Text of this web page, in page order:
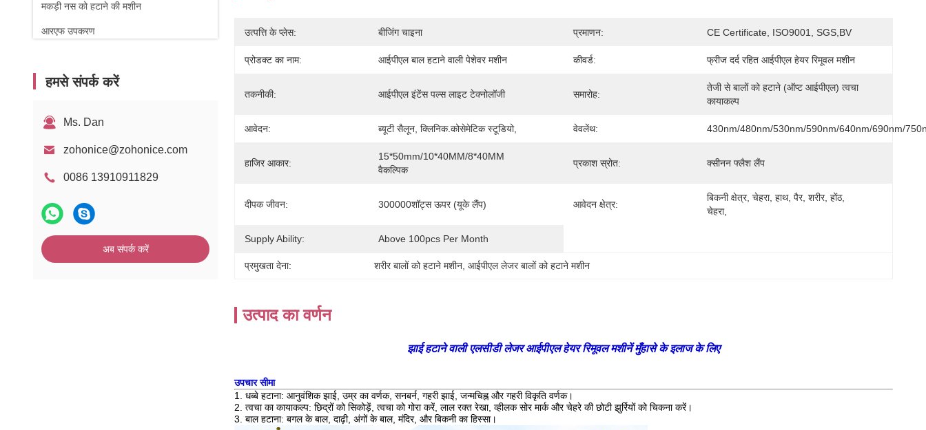
मकड़ी नस को हटाने की मशीन
आरएफ उपकरण
1470nm डायोड लेजर
हमसे संपर्क करें
Ms. Dan
zohonice@zohonice.com
0086 13910911829
अब संपर्क करें
उत्पत्ति के प्लेस: बीजिंग चाइना प्रमाणन: CE Certificate, ISO9001, SGS,BV
प्रोडक्ट का नाम: आईपीएल बाल हटाने वाली पेशेवर मशीन कीवर्ड: फ्रीज दर्द रहित आईपीएल हेयर रिमूवल मशीन
तकनीकी: आईपीएल इंटेंस पल्स लाइट टेक्नोलॉजी समारोह:
तेजी से बालों को हटाने (ऑप्ट आईपीएल) त्वचा
कायाकल्प
आवेदन: ब्यूटी सैलून, क्लिनिक.कोसेमेटिक स्टूडियो, वेवलेंथ: 430nm/480nm/530nm/590nm/640nm/690nm/
हाजिर आकार:
15*50mm/10*40MM/8*40MM
वैकल्पिक
प्रकाश स्रोत: क्सीनन फ्लैश लैंप
दीपक जीवन: 300000शॉट्स ऊपर (यूके लैंप) आवेदन क्षेत्र:
बिकनी क्षेत्र, चेहरा, हाथ, पैर, शरीर, होंठ,
चेहरा,
Supply Ability: Above 100pcs Per Month
प्रमुखता देना: शरीर बालों को हटाने मशीन , आईपीएल लेजर बालों को हटाने मशीन
उत्पाद का वर्णन
झाई हटाने वाली एलसीडी लेजर आईपीएल हेयर रिमूवल मशीनें मुँहासे के इलाज के लिए
उपचार सीमा
1. धब्बे हटाना: आनुवंशिक झाई, उम्र का वर्णक, सनबर्न, गहरी झाई, जन्मचिह्न और गहरी विकृति वर्णक।
2. त्वचा का कायाकल्प: छिद्रों को सिकोड़ें, त्वचा को गोरा करें, लाल रक्त रेखा, व्हीलक सोर मार्क और चेहरे की छोटी झुर्रियों को चिकना करें।
3. बाल हटाना: बगल के बाल, दाढ़ी, अंगों के बाल, मंदिर, और बिकनी का हिस्सा।